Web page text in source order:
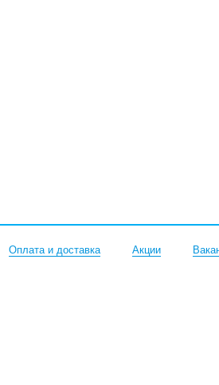
Оплата и доставка Акции